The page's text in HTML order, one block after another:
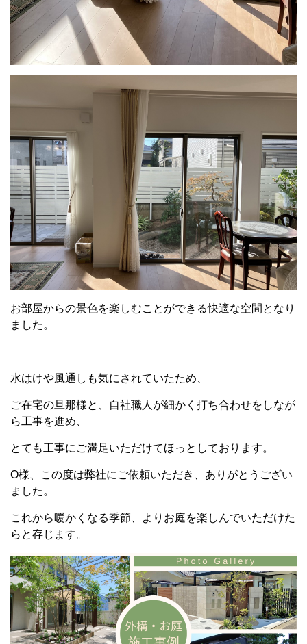
お部屋からの景色を楽しむことができる快適な空間となり
ました。
水はけや風通しも気にされていたため、
ご在宅の旦那様と、自社職人が細かく打ち合わせをしなが
ら工事を進め、
とても工事にご満足いただけてほっとしております。
O様、この度は弊社にご依頼いただき、ありがとうござい
ました。
これから暖かくなる季節、よりお庭を楽しんでいただけた
らと存じます。